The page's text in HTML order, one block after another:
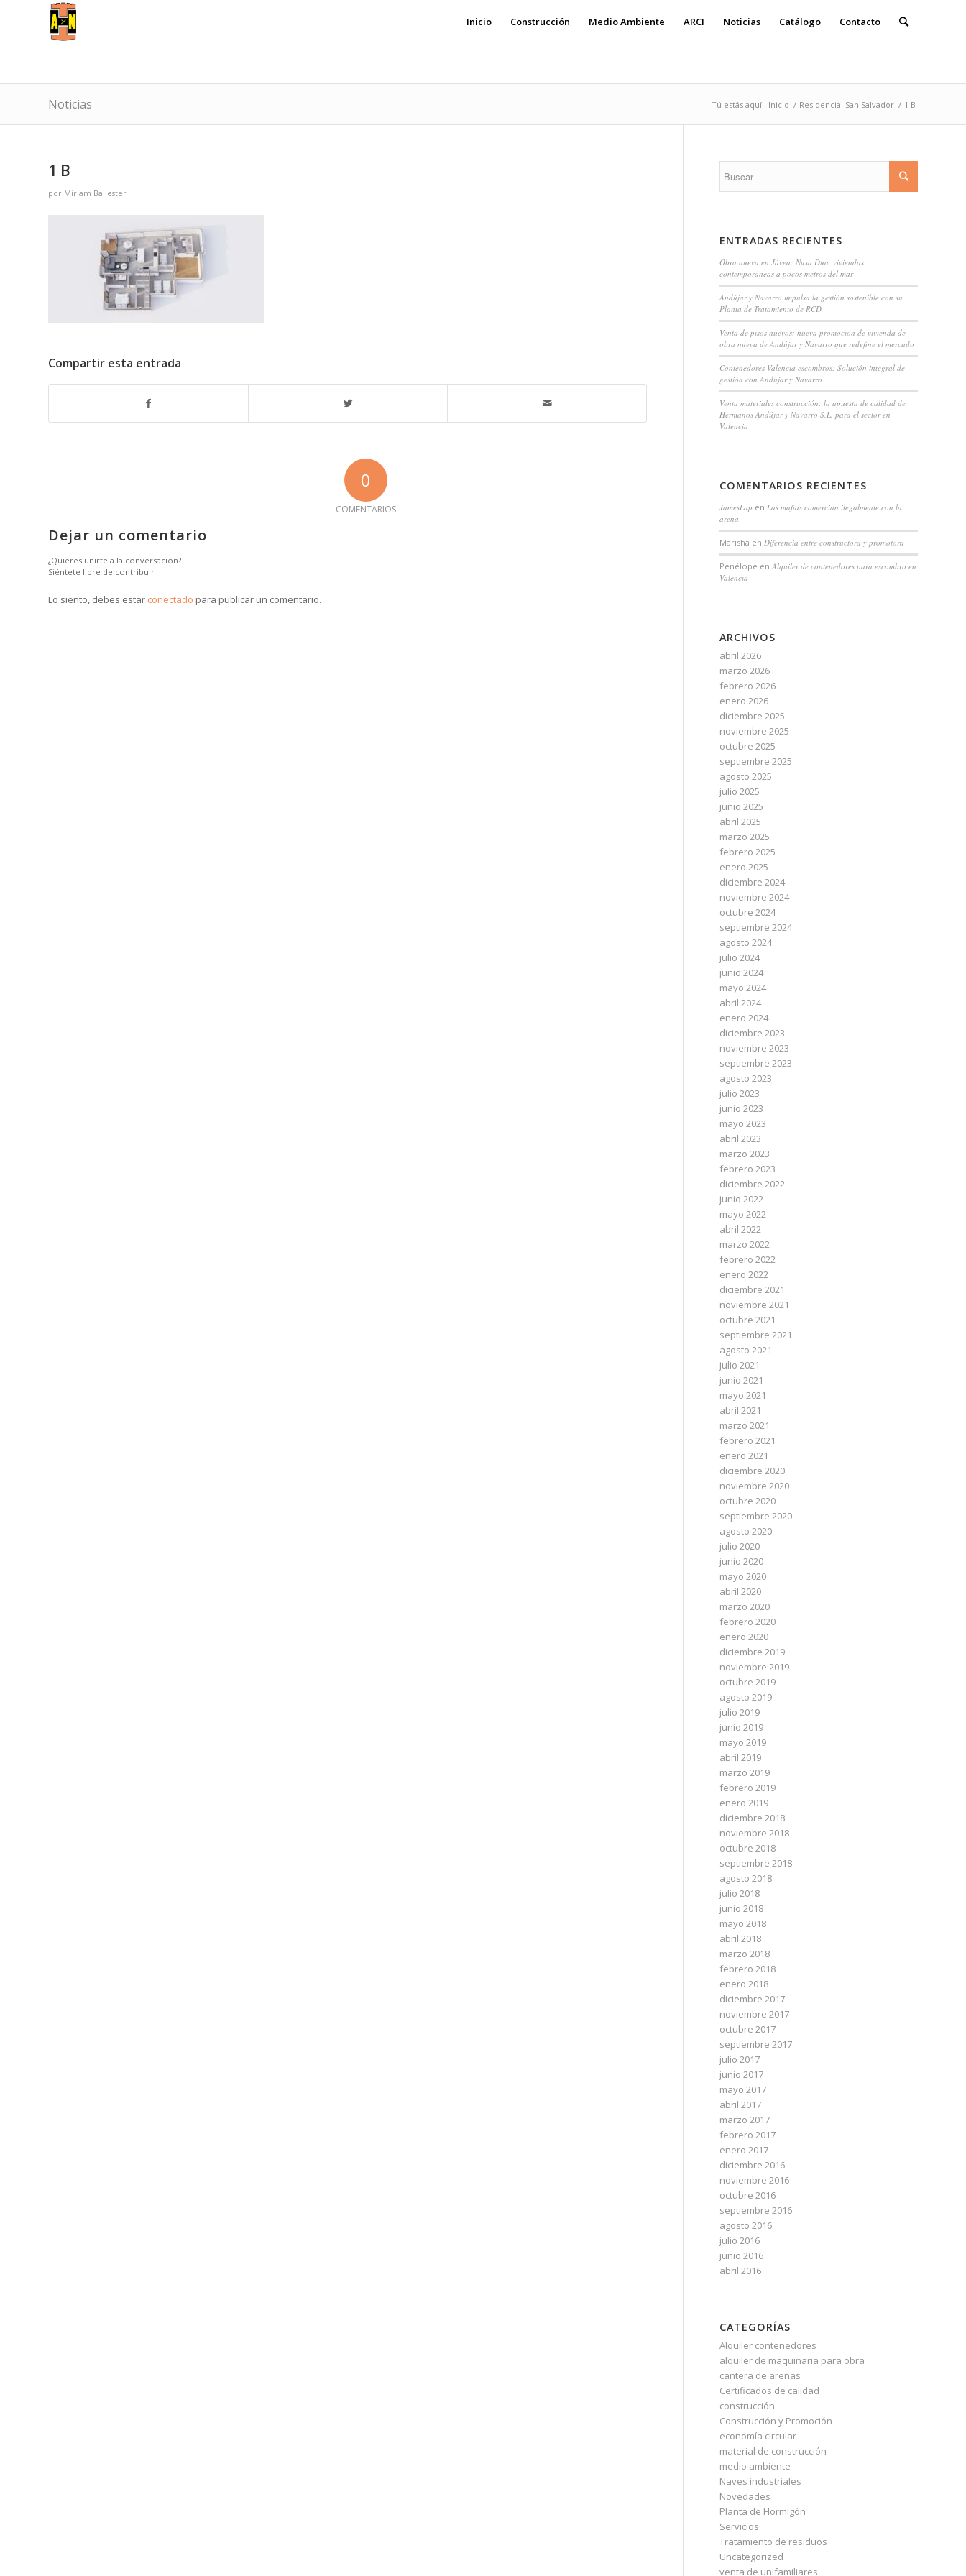
Inicio Construcción Medio Ambiente ARCI Noticias Catálogo Contacto
Noticias Tú estás aquí: Inicio / Residencial San Salvador / 1 B
1 B
por Miriam Ballester
Compartir esta entrada
0
COMENTARIOS
Dejar un comentario
¿Quieres unirte a la conversación?
Siéntete libre de contribuir
Lo siento, debes estar conectado para publicar un comentario.
ENTRADAS RECIENTES
Obra nueva en Jávea: Nusa Dua, viviendas
contemporáneas a pocos metros del mar
Andújar y Navarro impulsa la gestión sostenible con su
Planta de Tratamiento de RCD
Venta de pisos nuevos: nueva promoción de vivienda de
obra nueva de Andújar y Navarro que redefine el mercado
Contenedores Valencia escombros: Solución integral de
gestión con Andújar y Navarro
Venta materiales construcción: la apuesta de calidad de
Hermanos Andújar y Navarro S.L. para el sector en
Valencia
COMENTARIOS RECIENTES
JamesLap enLas mafias comercian ilegalmente con la
arena
Marisha enDiferencia entre constructora y promotora
Penélope enAlquiler de contenedores para escombro en
Valencia
ARCHIVOS
abril 2026
marzo 2026
febrero 2026
enero 2026
diciembre 2025
noviembre 2025
octubre 2025
septiembre 2025
agosto 2025
julio 2025
junio 2025
abril 2025
marzo 2025
febrero 2025
enero 2025
diciembre 2024
noviembre 2024
octubre 2024
septiembre 2024
agosto 2024
julio 2024
junio 2024
mayo 2024
abril 2024
enero 2024
diciembre 2023
noviembre 2023
septiembre 2023
agosto 2023
julio 2023
junio 2023
mayo 2023
abril 2023
marzo 2023
febrero 2023
diciembre 2022
junio 2022
mayo 2022
abril 2022
marzo 2022
febrero 2022
enero 2022
diciembre 2021
noviembre 2021
octubre 2021
septiembre 2021
agosto 2021
julio 2021
junio 2021
mayo 2021
abril 2021
marzo 2021
febrero 2021
enero 2021
diciembre 2020
noviembre 2020
octubre 2020
septiembre 2020
agosto 2020
julio 2020
junio 2020
mayo 2020
abril 2020
marzo 2020
febrero 2020
enero 2020
diciembre 2019
noviembre 2019
octubre 2019
agosto 2019
julio 2019
junio 2019
mayo 2019
abril 2019
marzo 2019
febrero 2019
enero 2019
diciembre 2018
noviembre 2018
octubre 2018
septiembre 2018
agosto 2018
julio 2018
junio 2018
mayo 2018
abril 2018
marzo 2018
febrero 2018
enero 2018
diciembre 2017
noviembre 2017
octubre 2017
septiembre 2017
julio 2017
junio 2017
mayo 2017
abril 2017
marzo 2017
febrero 2017
enero 2017
diciembre 2016
noviembre 2016
octubre 2016
septiembre 2016
agosto 2016
julio 2016
junio 2016
abril 2016
CATEGORÍAS
Alquiler contenedores
alquiler de maquinaria para obra
cantera de arenas
Certificados de calidad
construcción
Construcción y Promoción
economía circular
material de construcción
medio ambiente
Naves industriales
Novedades
Planta de Hormigón
Servicios
Tratamiento de residuos
Uncategorized
venta de unifamiliares